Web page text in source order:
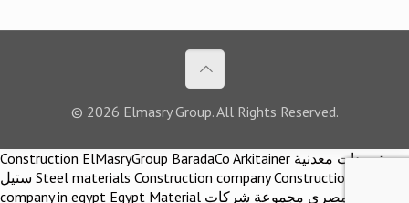
© 2026 Elmasry Group. All Rights Reserved.
Construction ElMasryGroup BaradaCo Arkitainer توريدات معدنية
ستيل Steel materials Construction company Construction
company in egypt Egypt Material اركيتينر المصري مجموعة شركات